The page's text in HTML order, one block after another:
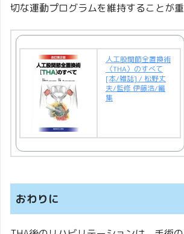
切な運動プログラムを維持することが重
人工股関節全置換術
〈THA〉のすべて
[本/雑誌] / 松野丈
夫/監修 伊藤浩/編
集
おわりに